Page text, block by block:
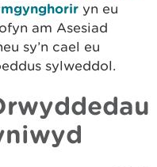
yn eu
am Asesiad
sy’n cael eu
sylweddol.